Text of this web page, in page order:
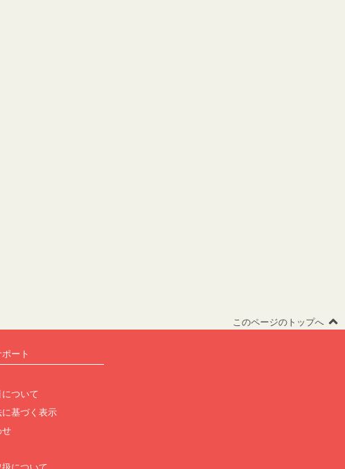
このページのトップへ
ート
ついて
基づく表示
せ